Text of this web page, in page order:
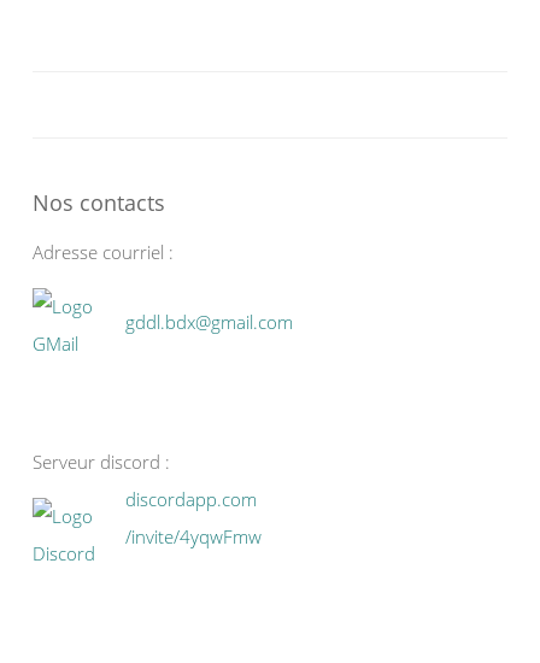
Nos contacts
Adresse courriel :
gddl.bdx@gmail.com
Serveur discord :
discordapp.com
/invite/4yqwFmw